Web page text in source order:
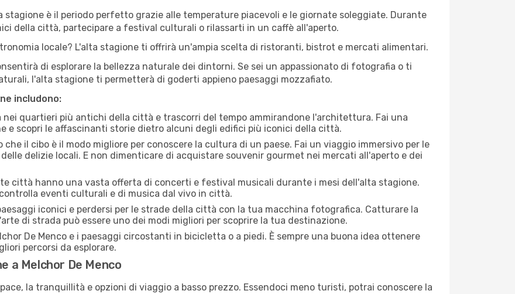
è il periodo perfetto grazie alle temperature piacevoli e le giornate soleggiate. Durante
della città, partecipare a festival culturali o rilassarti in un caffè all'aperto.
locale? L'alta stagione ti offrirà un'ampia scelta di ristoranti, bistrot e mercati alimentari.
di esplorare la bellezza naturale dei dintorni. Se sei un appassionato di fotografia o ti
l'alta stagione ti permetterà di goderti appieno paesaggi mozzafiato.
includono:
nei quartieri più antichi della città e trascorri del tempo ammirandone l'architettura. Fai una
e scopri le affascinanti storie dietro alcuni degli edifici più iconici della città.
che il cibo è il modo migliore per conoscere la cultura di un paese. Fai un viaggio immersivo per le
delizie locali. E non dimenticare di acquistare souvenir gourmet nei mercati all'aperto e dei
città hanno una vasta offerta di concerti e festival musicali durante i mesi dell'alta stagione.
eventi culturali e di musica dal vivo in città.
iconici e perdersi per le strade della città con la tua macchina fotografica. Catturare la
di strada può essere uno dei modi migliori per scoprire la tua destinazione.
De Menco e i paesaggi circostanti in bicicletta o a piedi. È sempre una buona idea ottenere
percorsi da esplorare.
a Melchor De Menco
la tranquillità e opzioni di viaggio a basso prezzo. Essendoci meno turisti, potrai conoscere la